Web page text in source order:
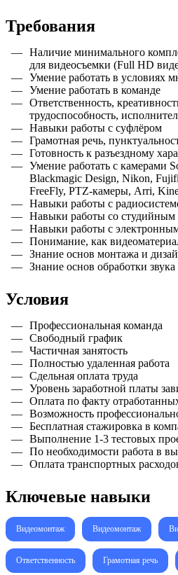
Требования
Наличие минимального
для видеосъемки (Full HD
Умение работать в условиях
Умение работать в команде
Ответственность,
трудоспособность,
Навыки работы с суфлёром
Грамотная речь,
Готовность к разъездному
Умение работать с камерами
Blackmagic Design, Nikon,
FreeFly, PTZ-камеры, Arri,
Навыки работы с
Навыки работы со студийным
Навыки работы с
Понимание, как
Знание основ монтажа и
Знание основ обработки звука
Условия
Профессиональная команда
Свободный график
Частичная занятость
Полностью удаленная работа
Сдельная оплата труда
Уровень заработной платы
Оплата по факту
Возможность
Бесплатная стажировка в
Выполнение 1-3 тестовых
По необходимости работа в
Оплата транспортных
Ключевые навыки
Видеомонтаж Видеомонтаж
Ответственность Грамотная речь